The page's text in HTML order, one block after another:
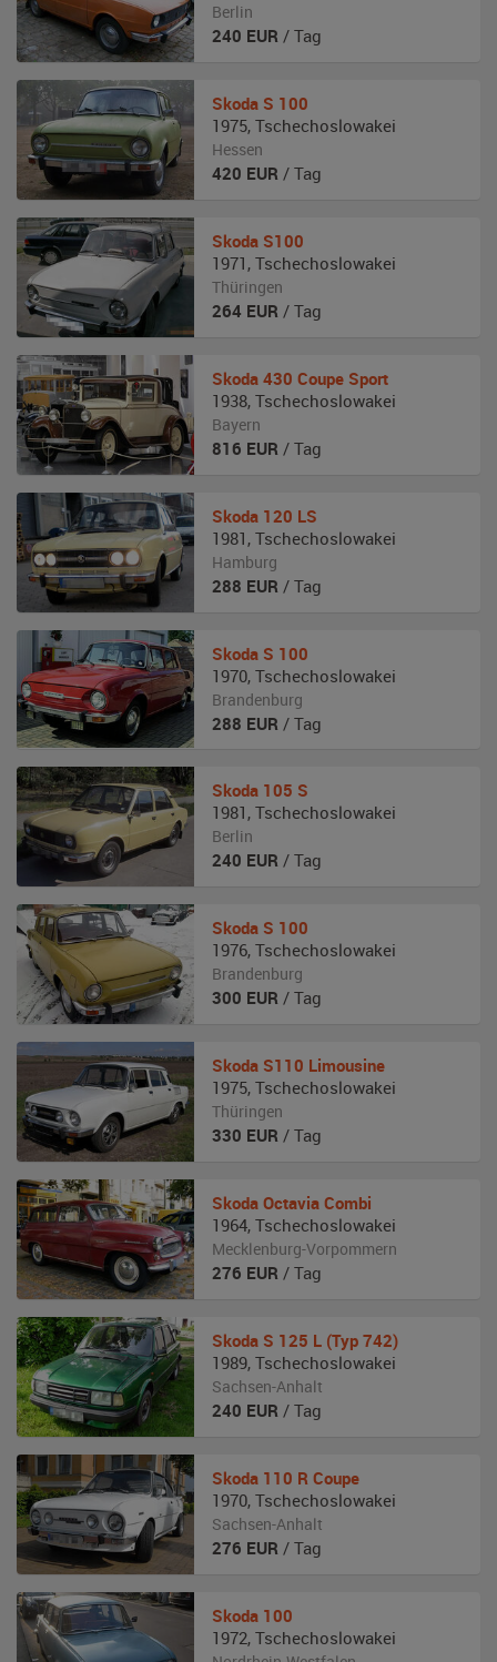
Berlin
240 EUR / Tag
Skoda S 100
1975, Tschechoslowakei
Hessen
420 EUR / Tag
Skoda S100
1971 , Tschechoslowakei
Thüringen
264 EUR / Tag
Skoda 430 Coupe Sport
1938, Tschechoslowakei
Bayern
816 EUR / Tag
Skoda 120 LS
1981 , Tschechoslowakei
Hamburg
288 EUR / Tag
Skoda S 100
1970, Tschechoslowakei
Brandenburg
288 EUR / Tag
Skoda 105 S
1981 , Tschechoslowakei
Berlin
240 EUR / Tag
Skoda S 100
1976, Tschechoslowakei
Brandenburg
300 EUR / Tag
Skoda S110 Limousine
1975, Tschechoslowakei
Thüringen
330 EUR / Tag
Skoda Octavia Combi
1964, Tschechoslowakei
Mecklenburg-Vorpommern
276 EUR / Tag
Skoda S 125 L (Typ 742)
1989, Tschechoslowakei
Sachsen-Anhalt
240 EUR / Tag
Skoda 110 R Coupe
1970, Tschechoslowakei
Sachsen-Anhalt
276 EUR / Tag
Skoda 100
1972, Tschechoslowakei